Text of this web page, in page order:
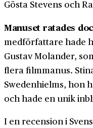
Gösta Stevens och
Manuset ratades
medförfattare hade
Gustav Molander,
flera filmmanus.
Swedenhielms, hon
och hade en unik
I en recension i